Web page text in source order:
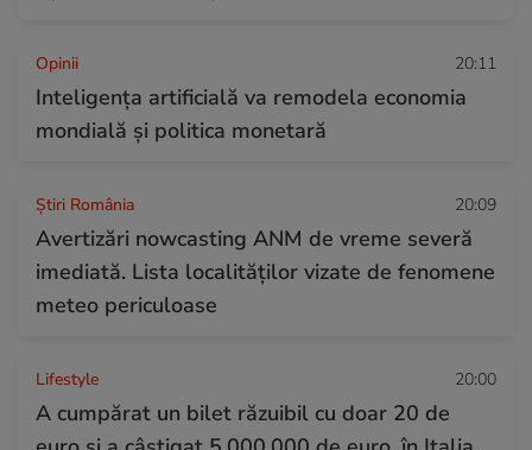
Opinii 20:11
Inteligența artificială va remodela economia
mondială și politica monetară
Știri România 20:09
Avertizări nowcasting ANM de vreme severă
imediată. Lista localităților vizate de fenomene
meteo periculoase
Lifestyle 20:00
A cumpărat un bilet răzuibil cu doar 20 de